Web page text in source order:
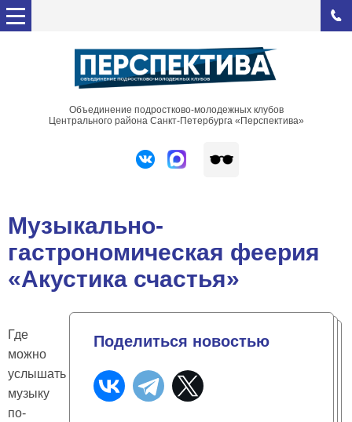
Объединение подростково-молодежных клубов
Центрального района Санкт-Петербурга «Перспектива»
Музыкально-
гастрономическая феерия
«Акустика счастья»
Где
можно
услышать
музыку
по-
Поделиться новостью